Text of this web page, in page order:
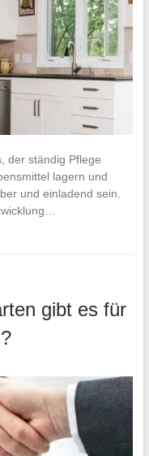
der ständig Pflege
lagern und
und einladend sein.
gibt es für